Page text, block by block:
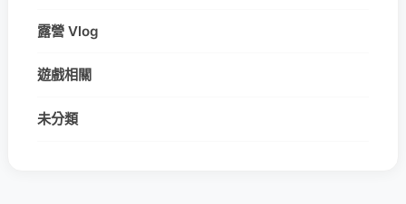
露營 Vlog
遊戲相關
未分類